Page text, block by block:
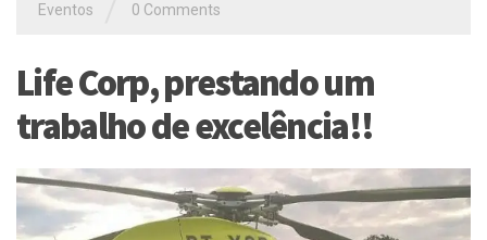
Eventos 0 Comments
Life Corp, prestando um
trabalho de excelência!!